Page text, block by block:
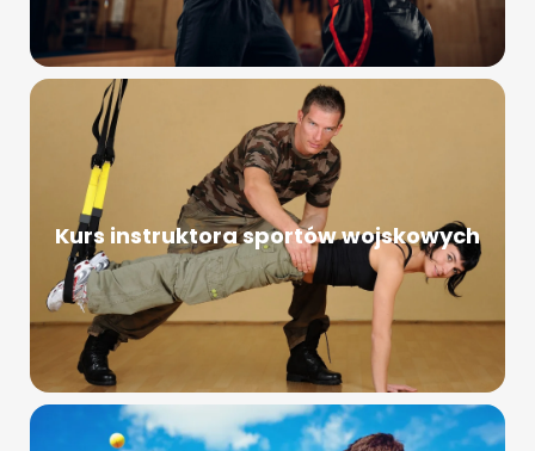
Kurs instruktora sportów wojskowych